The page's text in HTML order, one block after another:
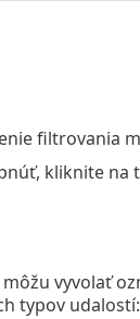
filtrovania
kliknite na
vyvolať
typov udalostí: